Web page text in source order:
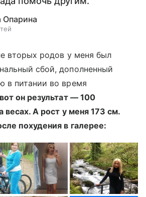
Опарина
вторых родов у меня был
сбой, дополненный
в питании во время
он результат — 100
весах. А рост у меня 173 см.
похудения в галерее: